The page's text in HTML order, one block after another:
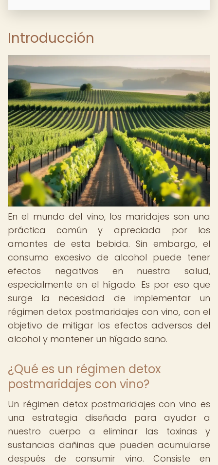
Introducción
En el mundo del vino, los maridajes son una
práctica común y apreciada por los
amantes de esta bebida. Sin embargo, el
consumo excesivo de alcohol puede tener
efectos negativos en nuestra salud,
especialmente en el hígado. Es por eso que
surge la necesidad de implementar un
régimen detox postmaridajes con vino, con el
objetivo de mitigar los efectos adversos del
alcohol y mantener un hígado sano.
¿Qué es un régimen detox
postmaridajes con vino?
Un régimen detox postmaridajes con vino es
una estrategia diseñada para ayudar a
nuestro cuerpo a eliminar las toxinas y
sustancias dañinas que pueden acumularse
después de consumir vino. Consiste en